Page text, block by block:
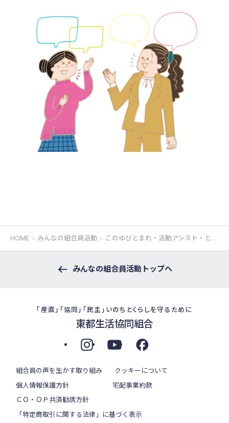
HOME みんなの組合員活動 このゆびとまれ・活動アシスト・と一とフレンズ
みんなの組合員活動トップへ
「産直」「協同」「民主」いのちとくらしを守るために
東都生活協同組合
組合員の声を生かす取り組み
クッキーについて
個人情報保護方針
宅配事業約款
ＣＯ・ＯＰ共済勧誘方針
「特定商取引に関する法律」に基づく表示